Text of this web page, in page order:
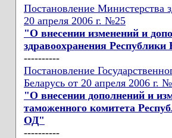
Постановление Министерства
20 апреля 2006 г. №25
"О внесении изменений и
здравоохранения Республики
----------
Постановление
Беларусь от 20 апреля 2006 г.
"О внесении дополнений и
таможенного комитета
ОД"
----------